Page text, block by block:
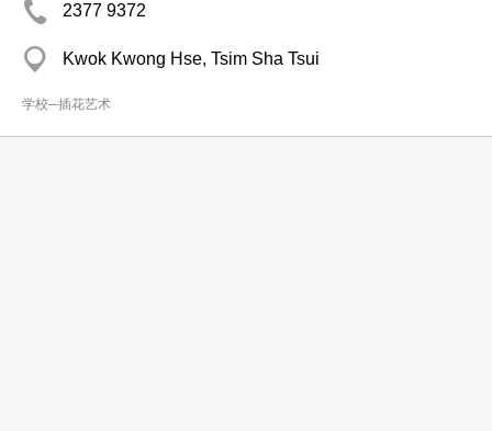
2377 9372
Kwok Kwong Hse, Tsim Sha Tsui
学校─插花艺术